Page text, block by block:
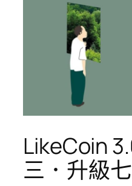
LikeCoin
三．升級